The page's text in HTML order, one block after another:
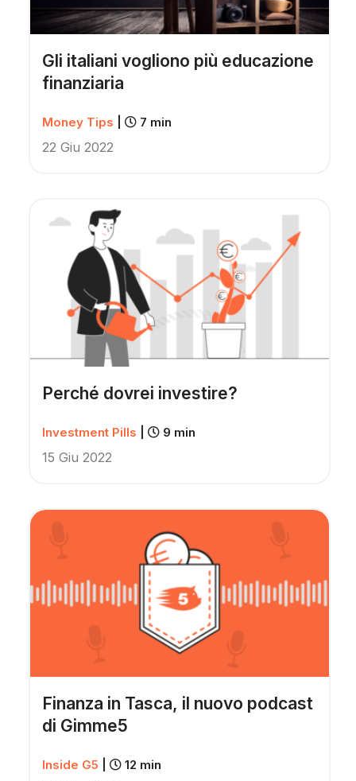
Gli italiani vogliono più educazione
finanziaria
Money Tips 7 min
22 Giu 2022
Perché dovrei investire?
Investment Pills 9 min
15 Giu 2022
Finanza in Tasca, il nuovo podcast
di Gimme5
Inside G5 12 min